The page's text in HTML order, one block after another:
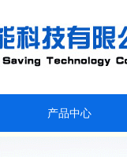
产品中心